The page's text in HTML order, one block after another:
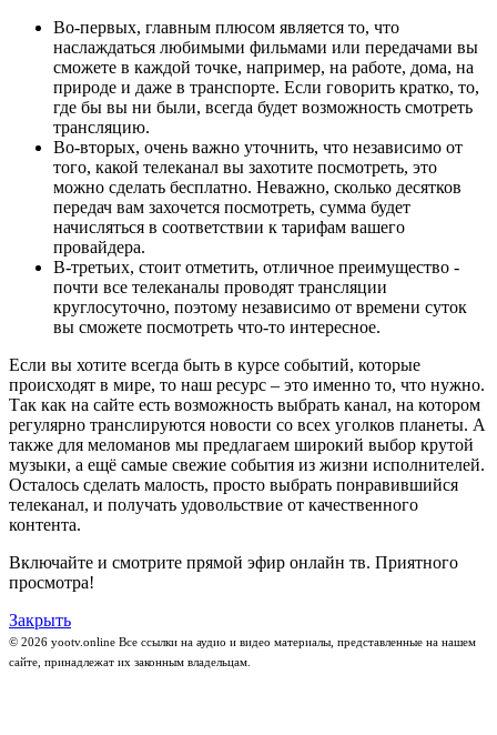
Во-первых, главным плюсом является то, что
наслаждаться любимыми фильмами или передачами вы
сможете в каждой точке, например, на работе, дома, на
природе и даже в транспорте. Если говорить кратко, то,
где бы вы ни были, всегда будет возможность смотреть
трансляцию.
Во-вторых, очень важно уточнить, что независимо от
того, какой телеканал вы захотите посмотреть, это
можно сделать бесплатно. Неважно, сколько десятков
передач вам захочется посмотреть, сумма будет
начисляться в соответствии к тарифам вашего
провайдера.
В-третьих, стоит отметить, отличное преимущество -
почти все телеканалы проводят трансляции
круглосуточно, поэтому независимо от времени суток
вы сможете посмотреть что-то интересное.
Если вы хотите всегда быть в курсе событий, которые
происходят в мире, то наш ресурс – это именно то, что нужно.
Так как на сайте есть возможность выбрать канал, на котором
регулярно транслируются новости со всех уголков планеты. А
также для меломанов мы предлагаем широкий выбор крутой
музыки, а ещё самые свежие события из жизни исполнителей.
Осталось сделать малость, просто выбрать понравившийся
телеканал, и получать удовольствие от качественного
контента.
Включайте и смотрите прямой эфир онлайн тв. Приятного
просмотра!
Закрыть
© 2026 yootv.online Все ссылки на аудио и видео материалы, представленные на нашем
сайте, принадлежат их законным владельцам.